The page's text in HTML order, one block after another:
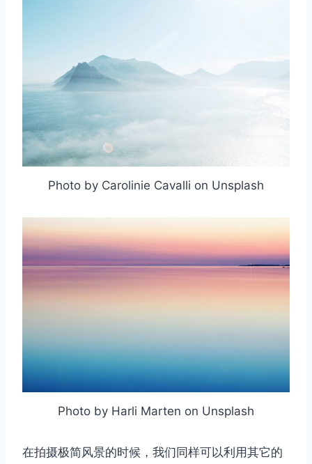
Photo by Carolinie Cavalli on Unsplash
Photo by Harli Marten on Unsplash
在拍摄极简风景的时候，我们同样可以利用其它的